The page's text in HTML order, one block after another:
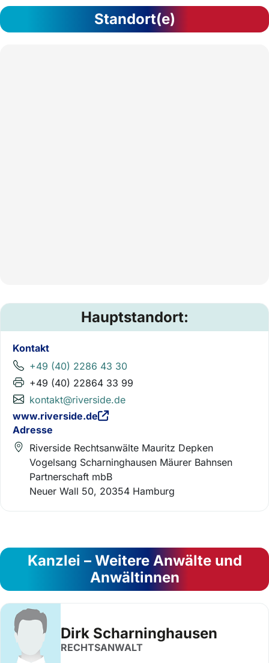
Standort(e)
Hauptstandort:
Kontakt
+49 (40) 2286 43 30
+49 (40) 22864 33 99
kontakt@riverside.de
www.riverside.de
Adresse
Riverside Rechtsanwälte Mauritz Depken
Vogelsang Scharninghausen Mäurer Bahnsen
Partnerschaft mbB
Neuer Wall 50, 20354 Hamburg
Kanzlei – Weitere Anwälte und
Anwältinnen
Dirk Scharninghausen
RECHTSANWALT